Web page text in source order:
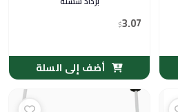
$3.07
أضف إلى السلة